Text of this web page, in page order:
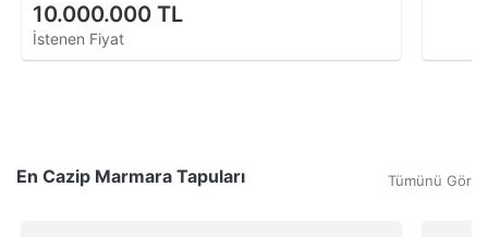
10.000.000 TL
İstenen Fiyat
En Cazip Marmara Tapuları Tümünü Gör